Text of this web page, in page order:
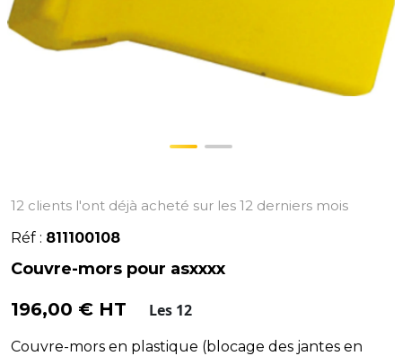
12 clients l'ont déjà acheté sur les 12 derniers mois
Réf : 811100108
Couvre-mors pour asxxxx
196,00 € HT Les 12
Couvre-mors en plastique (blocage des jantes en